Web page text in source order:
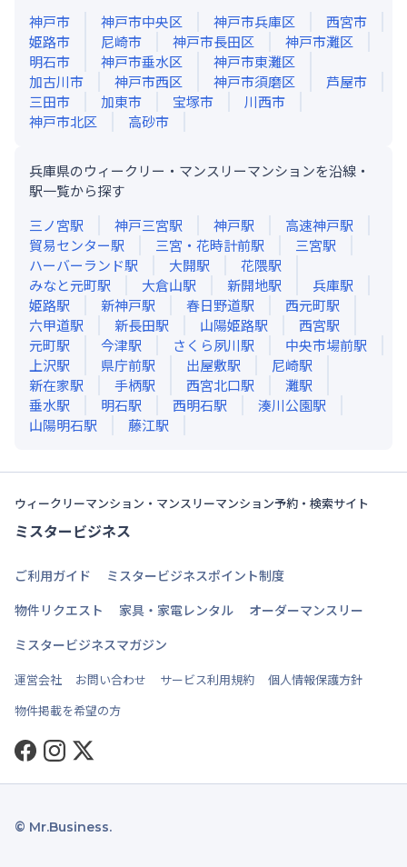
神戸市
神戸市中央区 神戸市兵庫区
西宮市
姫路市
尼崎市 神戸市長田区
神戸市灘区
明石市
神戸市垂水区
神戸市東灘区
加古川市
神戸市西区 神戸市須磨区
芦屋市
三田市
加東市 宝塚市
川西市
神戸市北区
高砂市
兵庫県のウィークリー・マンスリーマンションを沿線・
駅一覧から探す
三ノ宮駅 神戸三宮駅 神戸駅 高速神戸駅
貿易センター駅 三宮・花時計前駅 三宮駅
ハーバーランド駅 大開駅 花隈駅
みなと元町駅 大倉山駅 新開地駅 兵庫駅
姫路駅 新神戸駅 春日野道駅 西元町駅
六甲道駅 新長田駅 山陽姫路駅 西宮駅
元町駅 今津駅 さくら夙川駅 中央市場前駅
上沢駅 県庁前駅 出屋敷駅 尼崎駅
新在家駅 手柄駅 西宮北口駅 灘駅
垂水駅 明石駅 西明石駅 湊川公園駅
山陽明石駅 藤江駅
ウィークリーマンション・マンスリーマンション予約・検索サイト
ミスタービジネス
ご利用ガイド
ミスタービジネスポイント制度
物件リクエスト
家具・家電レンタル
オーダーマンスリー
ミスタービジネスマガジン
運営会社 お問い合わせ サービス利用規約
個人情報保護方針
物件掲載を希望の方
Facebook
Instagram
Twitter
© Mr.Business.